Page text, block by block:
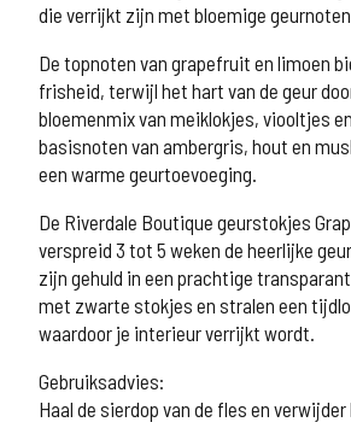
die verrijkt zijn met bloemige geurnoten.
De topnoten van grapefruit en limoen
frisheid, terwijl het hart van de geur
bloemenmix van meiklokjes, viooltjes
basisnoten van ambergris, hout en
een warme geurtoevoeging.
De Riverdale Boutique geurstokjes
verspreid 3 tot 5 weken de heerlijke
zijn gehuld in een prachtige
met zwarte stokjes en stralen een
waardoor je interieur verrijkt wordt.
Gebruiksadvies:
Haal de sierdop van de fles en